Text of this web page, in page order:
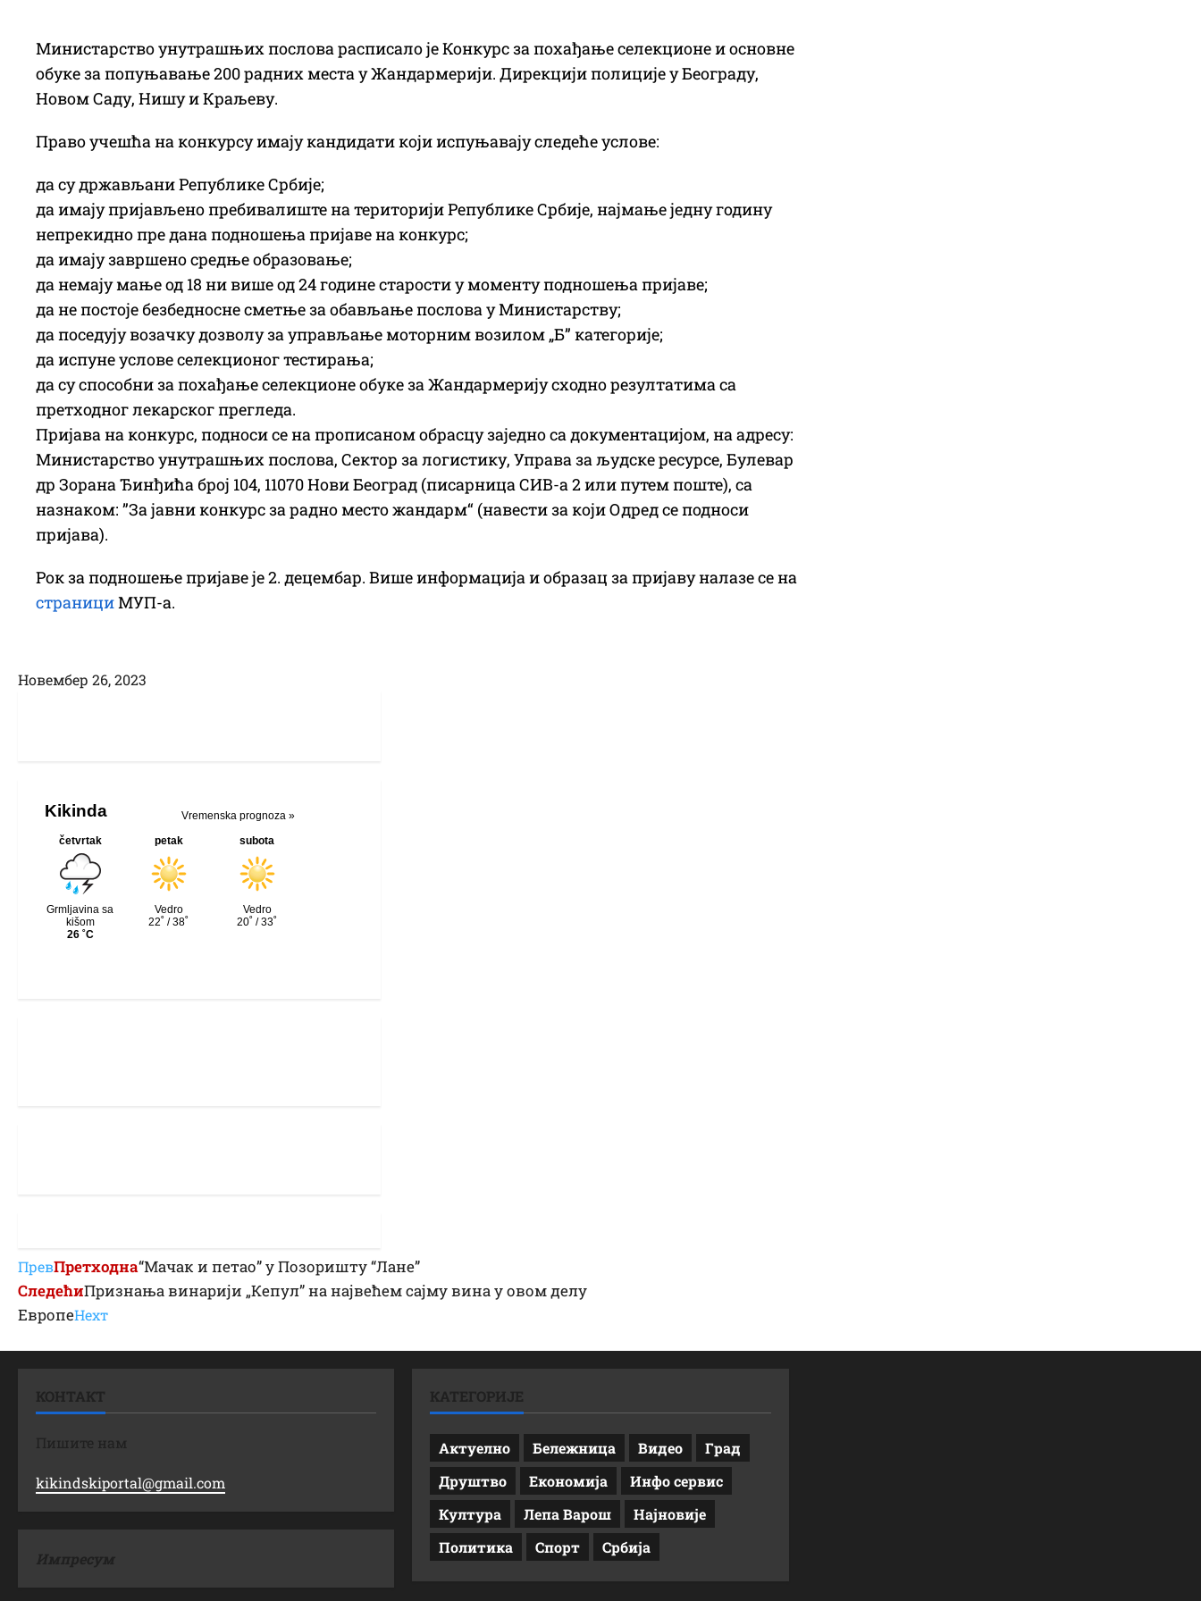
Министарство унутрашњих послова расписало је Конкурс за похађање селекционе и основне
обуке за попуњавање 200 радних места у Жандармерији. Дирекцији полиције у Београду,
Новом Саду, Нишу и Краљеву.
Право учешћа на конкурсу имају кандидати који испуњавају следеће услове:
да су држављани Републике Србије;
да имају пријављено пребивалиште на територији Републике Србије, најмање једну годину
непрекидно пре дана подношења пријаве на конкурс;
да имају завршено средње образовање;
да немају мање од 18 ни више од 24 године старости у моменту подношења пријаве;
да не постоје безбедносне сметње за обављање послова у Министарству;
да поседују возачку дозволу за управљање моторним возилом „Б” категорије;
да испуне услове селекционог тестирања;
да су способни за похађање селекционе обуке за Жандармерију сходно резултатима са
претходног лекарског прегледа.
Пријава на конкурс, подноси се на прописаном обрасцу заједно са документацијом, на адресу:
Министарство унутрашњих послова, Сектор за логистику, Управа за људске ресурсе, Булевар
др Зорана Ђинђића број 104, 11070 Нови Београд (писарница СИВ-а 2 или путем поште), са
назнаком: ”За јавни конкурс за радно место жандарм“ (навести за који Одред се подноси
пријава).
Рок за подношење пријаве је 2. децембар. Више информација и образац за пријаву налазе се на
странициМУП-а.
Новембер 26, 2023
ПревПретходна“Мачак и петао” у Позоришту “Лане”
СледећиПризнања винарији „Кепул” на највећем сајму вина у овом делу
ЕвропеНеxт
КОНТАКТ
Пишите нам
kikindskiportal@gmail.com
Импресум
КАТЕГОРИЈЕ
Актуелно Бележница Видео
Град
Друштво
Економија
Инфо сервис
Култура
Лепа Варош
Најновије
Политика
Спорт Србија